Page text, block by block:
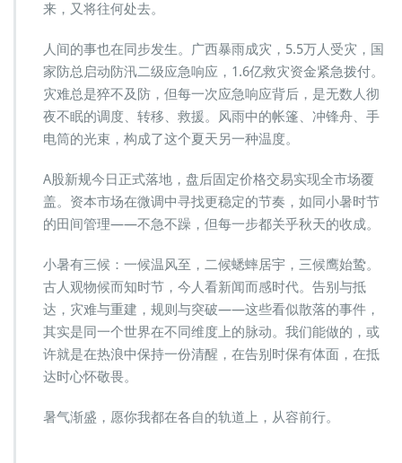
来，又将往何处去。
人间的事也在同步发生。广西暴雨成灾，5.5万人受灾，国
家防总启动防汛二级应急响应，1.6亿救灾资金紧急拨付。
灾难总是猝不及防，但每一次应急响应背后，是无数人彻
夜不眠的调度、转移、救援。风雨中的帐篷、冲锋舟、手
电筒的光束，构成了这个夏天另一种温度。
A股新规今日正式落地，盘后固定价格交易实现全市场覆
盖。资本市场在微调中寻找更稳定的节奏，如同小暑时节
的田间管理——不急不躁，但每一步都关乎秋天的收成。
小暑有三候：一候温风至，二候蟋蟀居宇，三候鹰始鸷。
古人观物候而知时节，今人看新闻而感时代。告别与抵
达，灾难与重建，规则与突破——这些看似散落的事件，
其实是同一个世界在不同维度上的脉动。我们能做的，或
许就是在热浪中保持一份清醒，在告别时保有体面，在抵
达时心怀敬畏。
暑气渐盛，愿你我都在各自的轨道上，从容前行。